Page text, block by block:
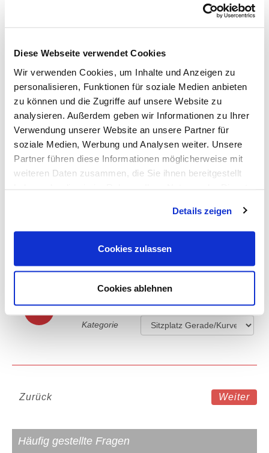
Diese Webseite verwendet Cookies
Wir verwenden Cookies, um Inhalte und Anzeigen zu
personalisieren, Funktionen für soziale Medien anbieten
zu können und die Zugriffe auf unsere Website zu
analysieren. Außerdem geben wir Informationen zu Ihrer
Verwendung unserer Website an unsere Partner für
soziale Medien, Werbung und Analysen weiter. Unsere
Partner führen diese Informationen möglicherweise mit
weiteren Daten zusammen, die Sie ihnen bereitgestellt
Details zeigen
Cookies zulassen
Cookies ablehnen
Anreise Abreise
C
3-Sterne Hotel in Berlin
Bitte wählen Sie Ihren gewünschten
Zimmertyp.
Zimmertyp
4-Sterne Hotel in Berlin
Kategorie
Zurück Weiter
Häufig gestellte Fragen